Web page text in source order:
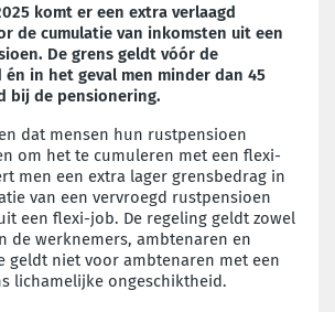
komt er een extra verlaagd
de cumulatie van inkomsten uit een
De grens geldt vóór de
in het geval men minder dan 45
bij de pensionering.
dat mensen hun rustpensioen
om het te cumuleren met een flexi-
men een extra lager grensbedrag in
van een vervroegd rustpensioen
een flexi-job. De regeling geldt zowel
de werknemers, ambtenaren en
geldt niet voor ambtenaren met een
lichamelijke ongeschiktheid.